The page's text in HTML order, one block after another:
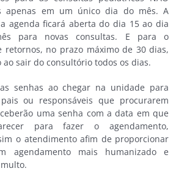
apenas em um único dia do mês. A
agenda ficará aberta do dia 15 ao dia
para novas consultas. E para o
retornos, no prazo máximo de 30 dias,
ao sair do consultório todos os dias.
senhas ao chegar na unidade para
ou responsáveis que procurarem
uma senha com a data em que
para fazer o agendamento,
o atendimento afim de proporcionar
agendamento mais humanizado e